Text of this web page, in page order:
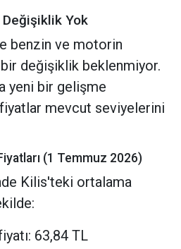
Yok
benzin ve motorin
değişiklik beklenmiyor.
yeni bir gelişme
fiyatlar mevcut seviyelerini
(1 Temmuz 2026)
Kilis'teki ortalama
63,84 TL